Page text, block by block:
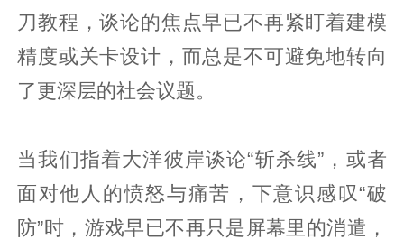
刀教程，谈论的焦点早已不再紧盯着建模
精度或关卡设计，而总是不可避免地转向
了更深层的社会议题。
当我们指着大洋彼岸谈论“斩杀线”，或者
面对他人的愤怒与痛苦，下意识感叹“破
防”时，游戏早已不再只是屏幕里的消遣，